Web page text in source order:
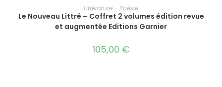
AJOUTER AU PANIER
Littérature - Poésie
Le Nouveau Littré – Coffret 2 volumes édition revue
et augmentée Editions Garnier
105,00 €